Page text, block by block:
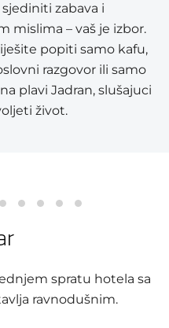
zabava i
mislima – vaš je izbor.
popiti samo kafu,
razgovor ili samo
plavi Jadran, slušajuci
život.
spratu hotela sa
ravnodušnim.